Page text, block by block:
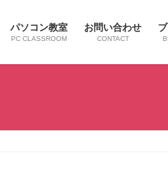
パソコン教室
PC CLASSROOM
お問い合わせ
CONTACT